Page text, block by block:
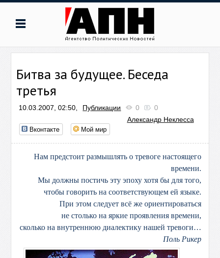
Битва за будущее. Беседа
третья
10.03.2007, 02:50, Публикации 0
0
Александр Неклесса
Вконтакте Мой мир
Нам предстоит размышлять о тревоге настоящего
времени.
Мы должны постичь эту эпоху хотя бы для того,
чтобы говорить на соответствующем ей языке.
При этом следует всё же ориентироваться
не столько на яркие проявления времени,
сколько на внутреннюю диалектику нашей тревоги…
Поль Рикер